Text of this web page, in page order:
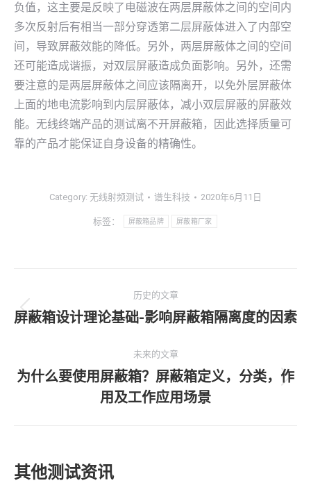
负值，这主要是反映了电磁波在两层屏蔽体之间的空间内
多次反射后有相当一部分穿透第二层屏蔽体进入了内部空
间，导致屏蔽效能的降低。另外，两层屏蔽体之间的空间
还可能造成谐振，对双层屏蔽造成负面影响。另外，还需
要注意的是两层屏蔽体之间应该隔离开，以免外层屏蔽体
上面的地电流影响到内层屏蔽体，减小双层屏蔽的屏蔽效
能。无线终端产品的测试离不开屏蔽箱，因此选择质量可
靠的产品才能保证自身设备的精确性。
Category: 无线射频测试 谱生科技 2020年6月11日
标签： 屏蔽箱品牌 屏蔽箱厂家
章
航
历史的文章
历
的
文
章：
屏蔽箱设计理论基础-影响屏蔽箱隔离度的因素
未来的文章
未
来
为什么要使用屏蔽箱？屏蔽箱定义，分类，作
用及工作应用场景
其他测试资讯